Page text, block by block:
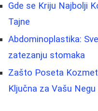
Gde se Kriju Najbolji
Tajne
Abdominoplastika:
zatezanju stomaka
Zašto Poseta
Ključna za Vašu